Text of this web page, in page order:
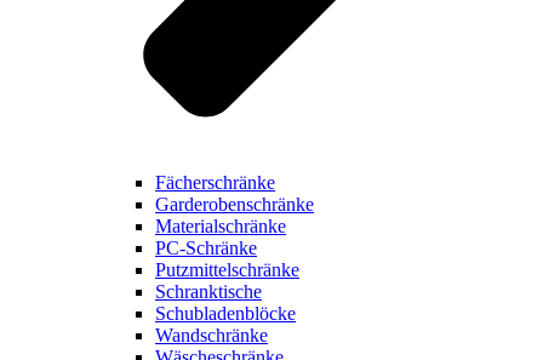
Fächerschränke
Garderobenschränke
Materialschränke
PC-Schränke
Putzmittelschränke
Schranktische
Schubladenblöcke
Wandschränke